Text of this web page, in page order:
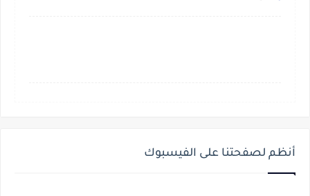
أنظم لصفحتنا على الفيسبوك